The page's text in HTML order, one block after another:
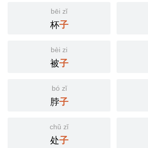
bēi zǐ
杯子
bèi zi
被子
bó zǐ
脖子
chǔ zǐ
处子